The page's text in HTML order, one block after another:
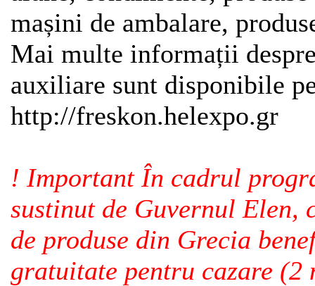
mașini de ambalare,
Mai multe informații
auxiliare sunt disponibile
http://freskon.helexpo.gr
! Important În cadrul
sustinut de Guvernul Elen,
de produse din Grecia
gratuitate pentru cazare (2